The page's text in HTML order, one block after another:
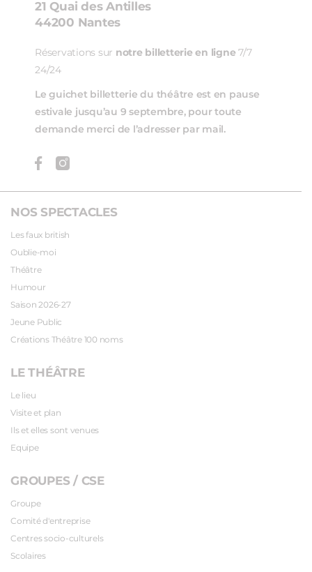
NOS SPECTACLES
Les faux british
Oublie-moi
Théâtre
Humour
Saison 2026-27
Jeune Public
Créations Théâtre 100 noms
LE THÉÂTRE
Le lieu
Visite et plan
Ils et elles sont venues
Equipe
GROUPES / CSE
Groupe
Comité d'entreprise
Centres socio-culturels
Scolaires
21 Quai des Antilles
44200 Nantes
Réservations sur notre billetterie en ligne 7/7
24/24
Le guichet billetterie du théâtre est en pause
estivale jusqu’au 9 septembre, pour toute
demande merci de l’adresser par mail.